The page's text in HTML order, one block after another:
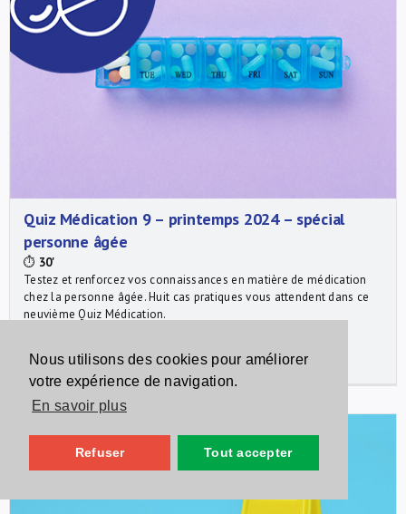
Nous utilisons des cookies pour améliorer
votre expérience de navigation.
En savoir plus
Refuser Tout accepter
Quiz Médication 9 – printemps 2024 – spécial
personne âgée
⏱ 30'
Testez et renforcez vos connaissances en matière de médication
chez la personne âgée. Huit cas pratiques vous attendent dans ce
neuvième Quiz Médication.
⏲ dernière mise à jour juin 2026